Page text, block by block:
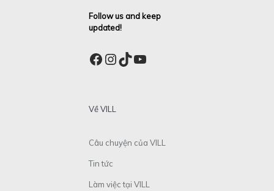
Follow us and keep
updated!
Facebook
Instagram
TikTok
YouTube
Về VILL
Câu chuyện của VILL
Tin tức
Làm việc tại VILL